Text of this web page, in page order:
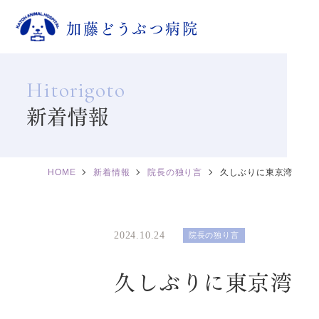
加藤どうぶつ病院
Hitorigoto
新着情報
HOME 新着情報 院長の独り言 久しぶりに東京湾
2024.10.24 院長の独り言
久しぶりに東京湾